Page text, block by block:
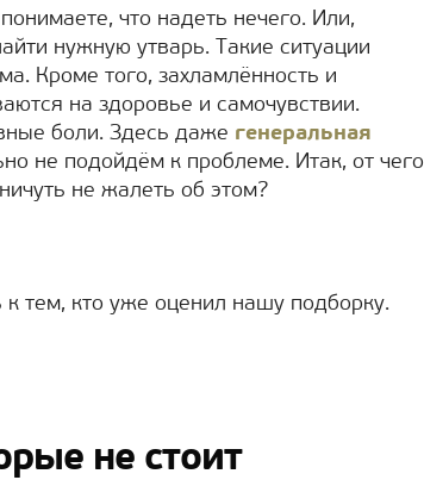
что надеть нечего. Или,
нужную утварь. Такие ситуации
Кроме того, захламлённость и
на здоровье и самочувствии.
боли. Здесь даже генеральная
не подойдём к проблеме. Итак, от чего
не жалеть об этом?
тем, кто уже оценил нашу подборку.
не стоит